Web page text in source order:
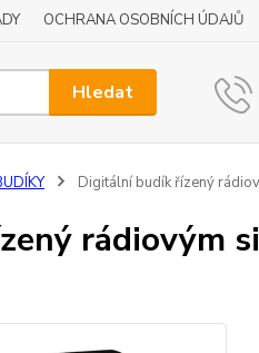
OCHRANA OSOBNÍCH ÚDAJŮ
Hledat
Digitální budík řízený
rádiovým